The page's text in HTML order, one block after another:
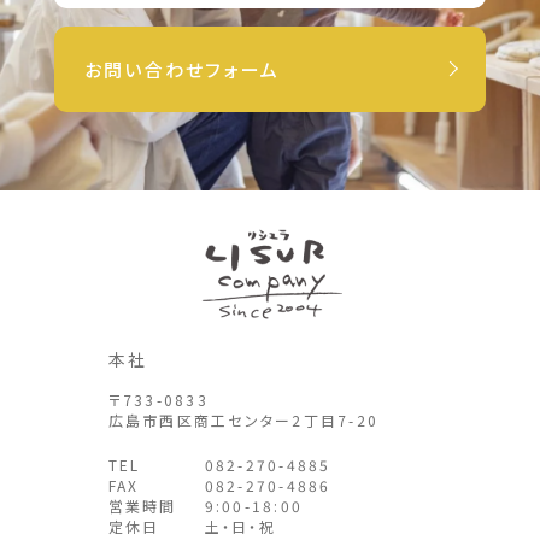
お問い合わせフォーム
本社
〒733-0833
広島市西区商工センター2丁目7-20
TEL
082-270-4885
FAX
082-270-4886
営業時間
9:00-18:00
定休日
土・日・祝